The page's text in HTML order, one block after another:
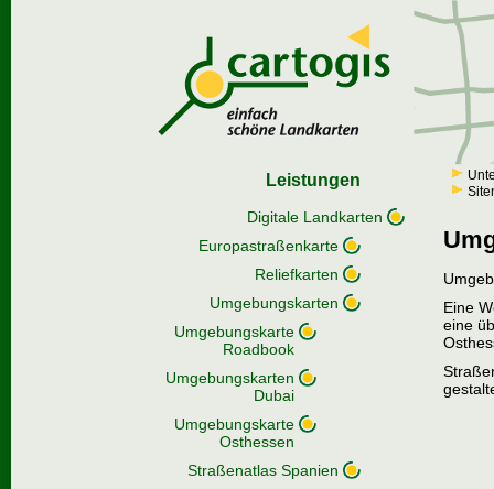
Leistungen
Digitale Landkarten
Europastraßenkarte
Reliefkarten
Umgebungskarten
Umgebungskarte
Roadbook
Umgebungskarten
Dubai
Umgebungskarte
Osthessen
Straßenatlas Spanien
Eine
eine